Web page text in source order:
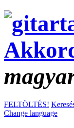
FELTÖLTÉS!
Change language